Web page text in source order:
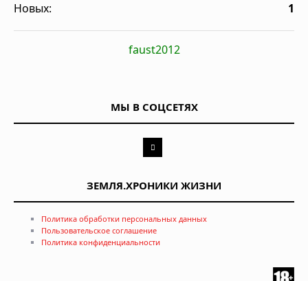
Новых:
1
faust2012
МЫ В СОЦСЕТЯХ
ЗЕМЛЯ.ХРОНИКИ ЖИЗНИ
Политика обработки персональных данных
Пользовательское соглашение
Политика конфиденциальности